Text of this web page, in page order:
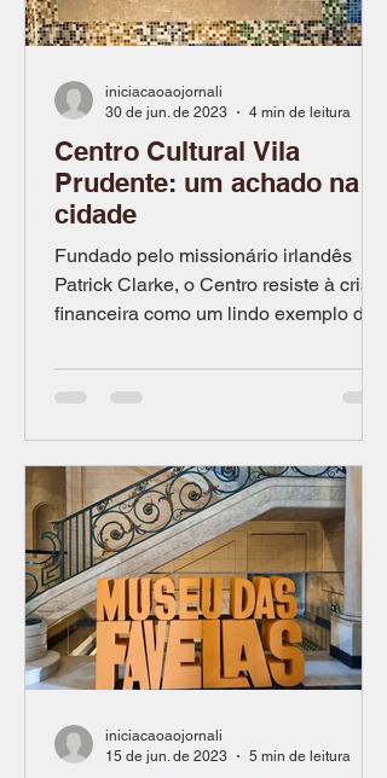
Centro Cultural Vila
Prudente: um achado na
cidade
Fundado pelo missionário irlandês
Patrick Clarke, o Centro resiste à crise
financeira como um lindo exemplo de
iniciacaoaojornali
30 de jun. de 2023
4 min de leitura
iniciacaoaojornali
15 de jun. de 2023
5 min de leitura